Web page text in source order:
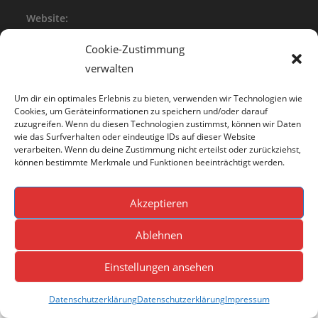
Cookie-Zustimmung
verwalten
Um dir ein optimales Erlebnis zu bieten, verwenden wir Technologien wie
Cookies, um Geräteinformationen zu speichern und/oder darauf
zuzugreifen. Wenn du diesen Technologien zustimmst, können wir Daten
wie das Surfverhalten oder eindeutige IDs auf dieser Website
verarbeiten. Wenn du deine Zustimmung nicht erteilst oder zurückziehst,
können bestimmte Merkmale und Funktionen beeinträchtigt werden.
Akzeptieren
Ablehnen
Einstellungen ansehen
DatenschutzerklärungDatenschutzerklärungImpressum
application
application
Website:
www.tus-peckelsheim
Link
in
new
tab